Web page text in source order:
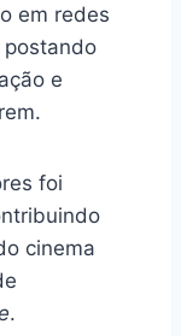
em redes
postando
e
foi
cinema
.